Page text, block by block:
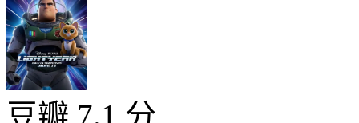
豆瓣 7.1 分